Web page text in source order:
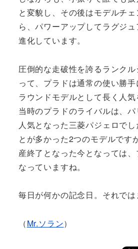
と変貌し、その後はモデルチ
ら、パワーアップしてラグジ
進化しています。
圧倒的な走破性を誇るランク
って、プラドは通常の使い勝
ラウンドモデルとして長く人気
当時のプラドのライバルは、
人気となった三菱パジェロで
とが多かった2つのモデルです
産終了となった今となっては
なっていますね。
毎日が何かの記念日。それでは
（Mr.ソラン）